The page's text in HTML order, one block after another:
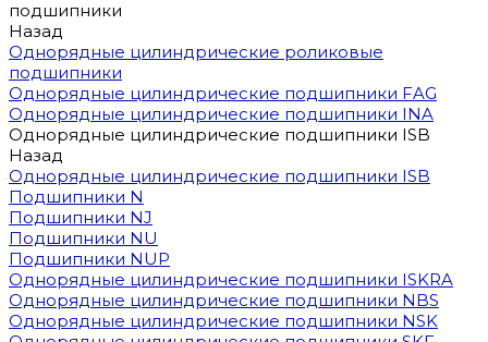
подшипники
Назад
Однорядные цилиндрические роликовые
подшипники
Однорядные цилиндрические подшипники FAG
Однорядные цилиндрические подшипники INA
Однорядные цилиндрические подшипники ISB
Назад
Однорядные цилиндрические подшипники ISB
Подшипники N
Подшипники NJ
Подшипники NU
Подшипники NUP
Однорядные цилиндрические подшипники ISKRA
Однорядные цилиндрические подшипники NBS
Однорядные цилиндрические подшипники NSK